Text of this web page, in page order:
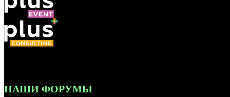
НАШИ ФОРУМЫ